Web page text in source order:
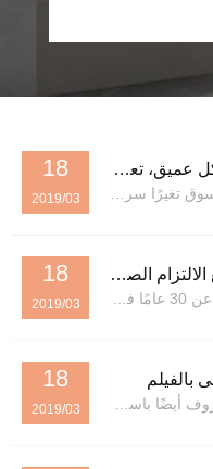
18
2019/03
من خلال تعزيز صناعة الأخشاب بشكل عميق، تعمل خدمة الارتباط الكامل على إنشاء معيار للجودة
في صناعة الأخشاب، يشهد الطلب في السوق تغيرًا سريعًا، وتزداد المنافسة شراسةً. وتُعدّ كيفية ترسيخ مكانة راسخة في هذا المجال ومواصلة التطور تحديًا كبيرًا تُفكّر فيه كل شركة. ونحن، بخبرة تزيد عن 30 عامًا في هذا المجال، نمتلك خبرة واسعة في هذا المجال.
18
2019/03
صناعة ألواح عالية الجودة ببراعة، مع الالتزام الصارم بأعلى معايير الجودة وحماية البيئة
باعتبارنا مؤسسة شاملة تتمتع بخبرة تزيد عن 30 عامًا في مجال صناعة المنتجات الخشبية، فقد أنشأنا معايير الجودة في مجالات ألواح الألياف متوسطة الكثافة (MDF) وألواح الألياف عالية الكثافة (HDF) من خلال تراكمنا المهني العميق وقدراتنا المبتكرة....
18
2019/03
بالفيلم
الخشب الرقائقي المُغطى بالفيلم، والمعروف أيضًا باسم قوالب البناء، هو لوح مصنوع من راتنج الفينولي كمادة لاصقة رئيسية وقشرة خشبية كطبقة أساسية باستخدام تقنية الضغط الساخن. يتميز ب...